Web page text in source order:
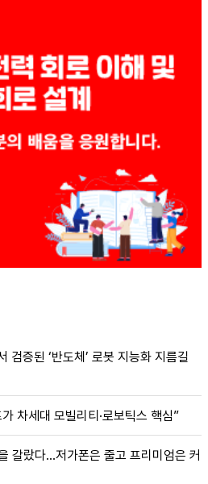
검증된 ‘반도체’ 로봇 지능화 지름길
차세대 모빌리티·로보틱스 핵심”
갈랐다…저가폰은 줄고 프리미엄은 커